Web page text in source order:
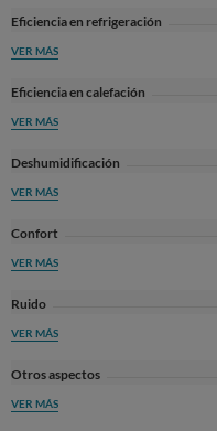
Eficiencia en refrigeración
VER MÁS
Eficiencia en calefación
VER MÁS
Deshumidificación
VER MÁS
Confort
VER MÁS
Ruido
VER MÁS
Otros aspectos
VER MÁS